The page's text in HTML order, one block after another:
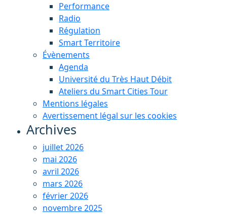
Performance
Radio
Régulation
Smart Territoire
Évènements
Agenda
Université du Très Haut Débit
Ateliers du Smart Cities Tour
Mentions légales
Avertissement légal sur les cookies
Archives
juillet 2026
mai 2026
avril 2026
mars 2026
février 2026
novembre 2025